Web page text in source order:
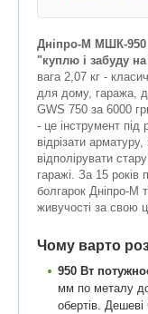
Дніпро-М МШК-950
"куплю і забуду
вага 2,07 кг -
для дому, гаража,
GWS 750 за 6000
- це інструмент під
відрізати
відполірувати
гаражі. За 15
болгарок Дніпро-М
живучості за свою
Чому варто
950 Вт
мм по металу
обертів.